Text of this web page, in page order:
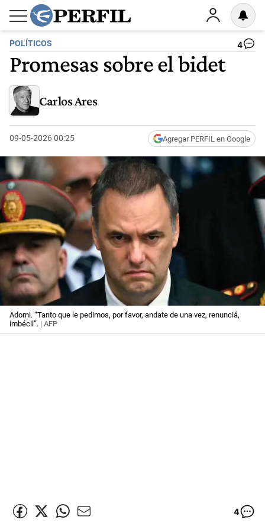
POLÍTICOS 4
Promesas sobre el bidet
Carlos Ares
09-05-2026 00:25 Agregar PERFIL en Google
Adorni. “Tanto que le pedimos, por favor, andate de una vez, renunciá,
imbécil”. | AFP
4